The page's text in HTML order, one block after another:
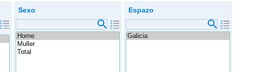
Sexo Espazo